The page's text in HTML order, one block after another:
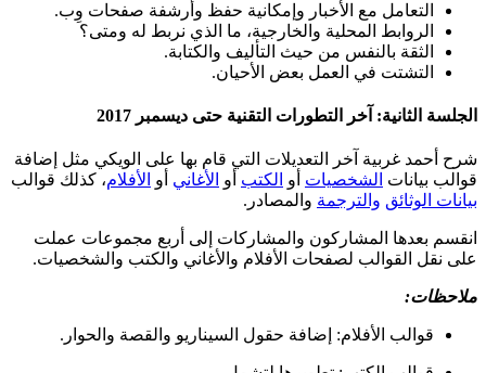
التعامل مع الأخبار وإمكانية حفظ وأرشفة صفحات وِب.
الروابط المحلية والخارجية، ما الذي نربط له ومتى؟
الثقة بالنفس من حيث التأليف والكتابة.
التشتت في العمل بعض الأحيان.
الجلسة الثانية: آخر التطورات التقنية حتى ديسمبر 2017
شرح أحمد غربية آخر التعديلات التي قام بها على الويكي مثل إضافة
قوالب بيانات الشخصيات أو الكتب أو الأغاني أو الأفلام، كذلك قوالب
بيانات الوثائق والترجمة والمصادر.
انقسم بعدها المشاركون والمشاركات إلى أربع مجموعات عملت
على نقل القوالب لصفحات الأفلام والأغاني والكتب والشخصيات.
ملاحظات:
قوالب الأفلام: إضافة حقول السيناريو والقصة والحوار.